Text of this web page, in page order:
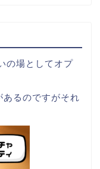
の場としてオプ
るのですがそれ